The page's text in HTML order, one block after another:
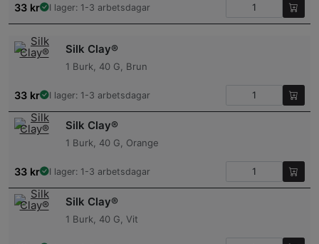
33 kr I lager: 1-3 arbetsdagar
Silk Clay®
1 Burk, 40 G, Brun
33 kr I lager: 1-3 arbetsdagar
Silk Clay®
1 Burk, 40 G, Orange
33 kr I lager: 1-3 arbetsdagar
Silk Clay®
1 Burk, 40 G, Vit